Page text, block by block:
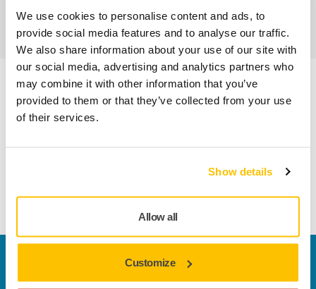
We use cookies to personalise content and ads, to
provide social media features and to analyse our traffic.
We also share information about your use of our site with
our social media, advertising and analytics partners who
may combine it with other information that you’ve
provided to them or that they’ve collected from your use
of their services.
Show details
Allow all
Customize
Abrasifs & outils professionnels au service d'une
finition impeccable
Informations produit
Kit poignée de l'extension de la ponceuse Mirka LEROS ou
LEROS-S
Vous souhaitez en savoir plus ?Prenez contact avec